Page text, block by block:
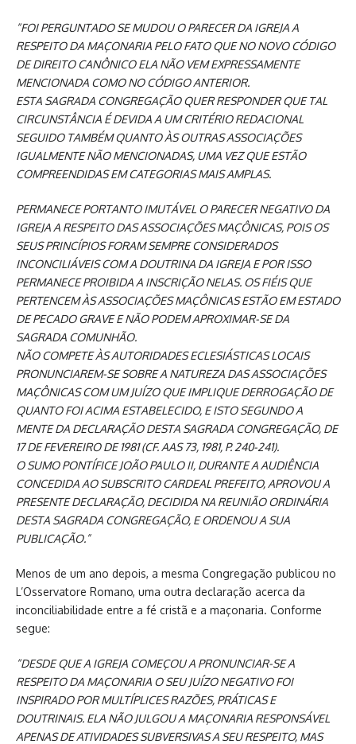
“FOI PERGUNTADO SE MUDOU O PARECER DA IGREJA A
RESPEITO DA MAÇONARIA PELO FATO QUE NO NOVO CÓDIGO
DE DIREITO CANÔNICO ELA NÃO VEM EXPRESSAMENTE
MENCIONADA COMO NO CÓDIGO ANTERIOR.
ESTA SAGRADA CONGREGAÇÃO QUER RESPONDER QUE TAL
CIRCUNSTÂNCIA É DEVIDA A UM CRITÉRIO REDACIONAL
SEGUIDO TAMBÉM QUANTO ÀS OUTRAS ASSOCIAÇÕES
IGUALMENTE NÃO MENCIONADAS, UMA VEZ QUE ESTÃO
COMPREENDIDAS EM CATEGORIAS MAIS AMPLAS.
PERMANECE PORTANTO IMUTÁVEL O PARECER NEGATIVO DA
IGREJA A RESPEITO DAS ASSOCIAÇÕES MAÇÔNICAS, POIS OS
SEUS PRINCÍPIOS FORAM SEMPRE CONSIDERADOS
INCONCILIÁVEIS COM A DOUTRINA DA IGREJA E POR ISSO
PERMANECE PROIBIDA A INSCRIÇÃO NELAS. OS FIÉIS QUE
PERTENCEM ÀS ASSOCIAÇÕES MAÇÔNICAS ESTÃO EM ESTADO
DE PECADO GRAVE E NÃO PODEM APROXIMAR-SE DA
SAGRADA COMUNHÃO.
NÃO COMPETE ÀS AUTORIDADES ECLESIÁSTICAS LOCAIS
PRONUNCIAREM-SE SOBRE A NATUREZA DAS ASSOCIAÇÕES
MAÇÔNICAS COM UM JUÍZO QUE IMPLIQUE DERROGAÇÃO DE
QUANTO FOI ACIMA ESTABELECIDO, E ISTO SEGUNDO A
MENTE DA DECLARAÇÃO DESTA SAGRADA CONGREGAÇÃO, DE
17 DE FEVEREIRO DE 1981 (CF. AAS 73, 1981, P. 240-241).
O SUMO PONTÍFICE JOÃO PAULO II, DURANTE A AUDIÊNCIA
CONCEDIDA AO SUBSCRITO CARDEAL PREFEITO, APROVOU A
PRESENTE DECLARAÇÃO, DECIDIDA NA REUNIÃO ORDINÁRIA
DESTA SAGRADA CONGREGAÇÃO, E ORDENOU A SUA
PUBLICAÇÃO.”
Menos de um ano depois, a mesma Congregação publicou no
L’Osservatore Romano, uma outra declaração acerca da
inconciliabilidade entre a fé cristã e a maçonaria. Conforme
segue:
“DESDE QUE A IGREJA COMEÇOU A PRONUNCIAR-SE A
RESPEITO DA MAÇONARIA O SEU JUÍZO NEGATIVO FOI
INSPIRADO POR MULTÍPLICES RAZÕES, PRÁTICAS E
DOUTRINAIS. ELA NÃO JULGOU A MAÇONARIA RESPONSÁVEL
APENAS DE ATIVIDADES SUBVERSIVAS A SEU RESPEITO, MAS